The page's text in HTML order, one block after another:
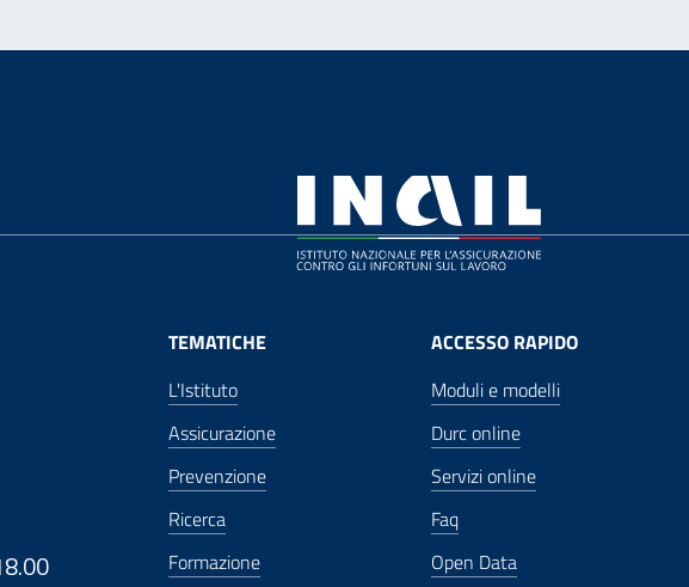
TEMATICHE
L'Istituto
Assicurazione
Prevenzione
Ricerca
Formazione
ACCESSO RAPIDO
Moduli e modelli
Durc online
Servizi online
Faq
Open Data